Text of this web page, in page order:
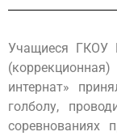
Учащиеся ГКОУ
интернат»
голболу,